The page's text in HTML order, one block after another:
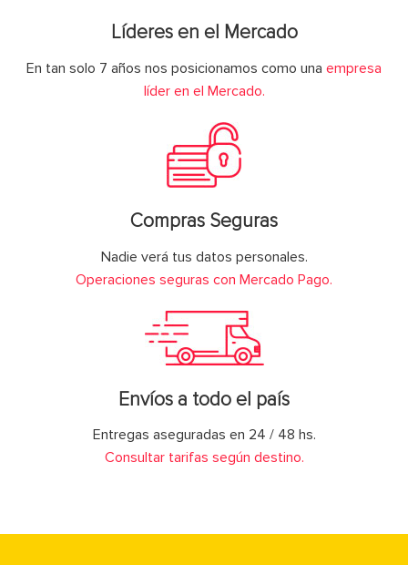
Líderes en el Mercado
En tan solo 7 años nos posicionamos como una empresa
líder en el Mercado.
Compras Seguras
Nadie verá tus datos personales.
Operaciones seguras con Mercado Pago.
Envíos a todo el país
Entregas aseguradas en 24 / 48 hs.
Consultar tarifas según destino.